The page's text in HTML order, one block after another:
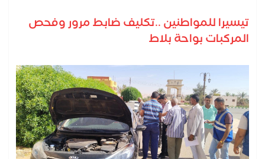
تيسيرا للمواطنين ..تكليف ضابط مرور وفحص
المركبات بواحة بلاط